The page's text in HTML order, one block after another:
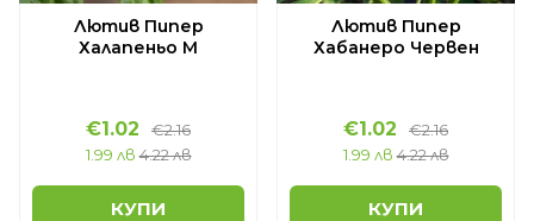
Лютив Пипер
Халапеньо М
€1.02
€2.16
1.99 лв 4.22 лв
КУПИ
Лютив Пипер
Хабанеро Червен
€1.02
€2.16
1.99 лв 4.22 лв
КУПИ